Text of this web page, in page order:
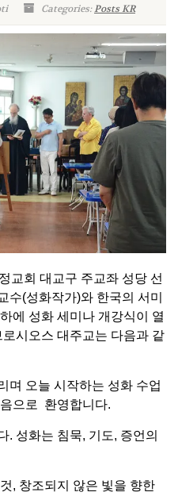
Categories:Posts KR
교회 대교구 주교좌 성당 선
수(성화작가)와 한국의 서미
에 성화 세미나 개강식이 열
시오스 대주교는 다음과 같
며 오늘 시작하는 성화 수업
으로 환영합니다.
. 성화는 침묵, 기도, 증언의
, 창조되지 않은 빛을 향한